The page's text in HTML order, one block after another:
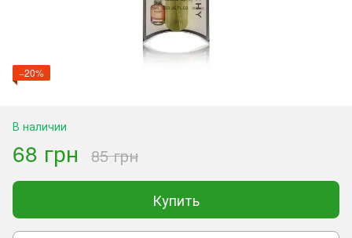
−20%
В наличии
68 грн 85 грн
Купить